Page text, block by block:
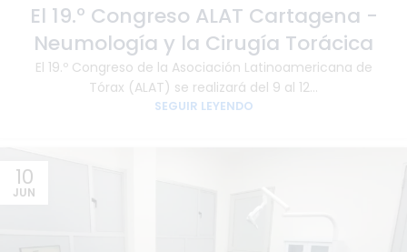
El 19.º Congreso ALAT Cartagena -
Neumología y la Cirugía Torácica
El 19.º Congreso de la Asociación Latinoamericana de
Tórax (ALAT) se realizará del 9 al 12...
SEGUIR LEYENDO
10
JUN